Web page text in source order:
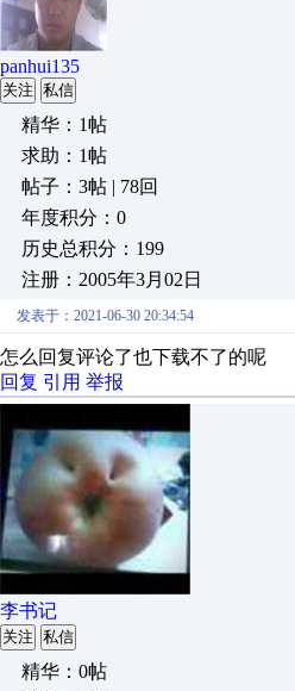
panhui135
关注 私信
精华：1帖
求助：1帖
帖子：3帖 | 78回
年度积分：0
历史总积分：199
注册：2005年3月02日
发表于：2021-06-30 20:34:54
怎么回复评论了也下载不了的呢
回复 引用 举报
李书记
关注 私信
精华：0帖